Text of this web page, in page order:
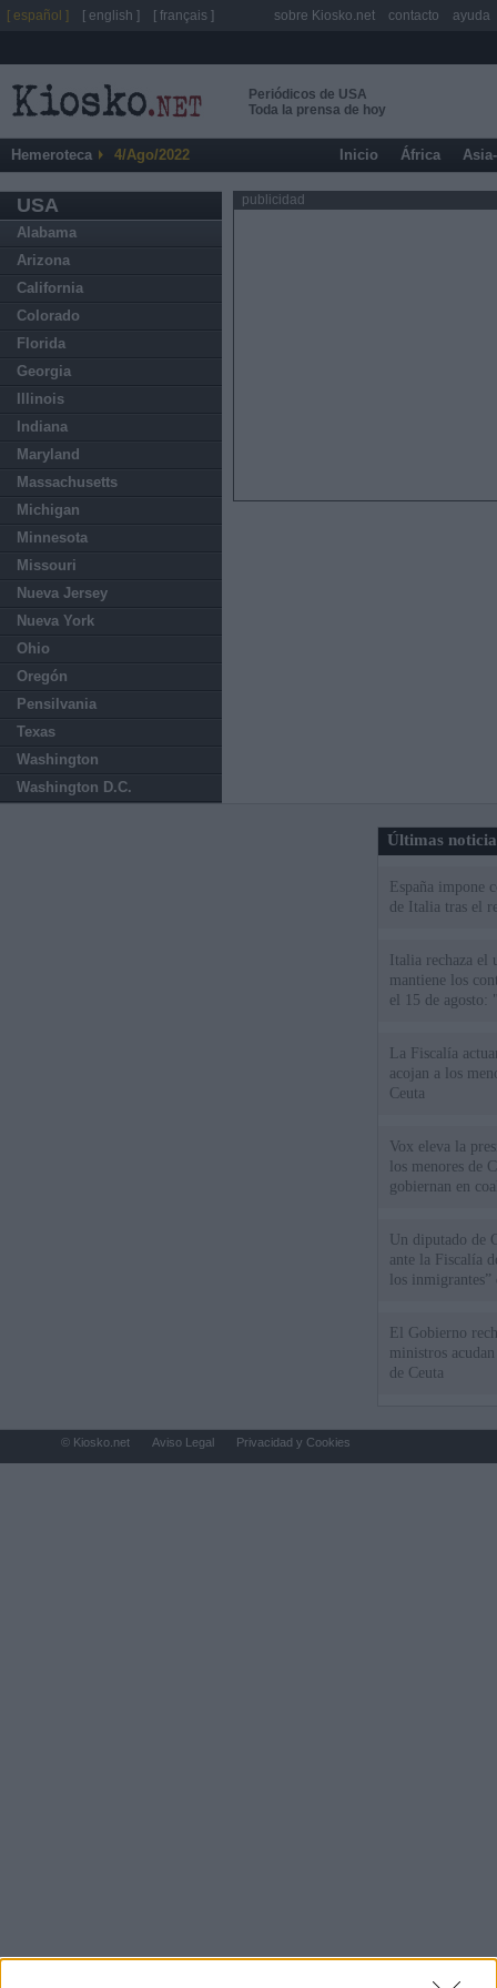
Periódicos de USA
Toda la prensa de hoy
Hemeroteca 4/Ago/2022 Inicio África
USA
Alabama
Arizona
California
Colorado
Florida
Georgia
Illinois
Indiana
Maryland
Massachusetts
Michigan
Minnesota
Missouri
Nueva Jersey
Nueva York
Ohio
Oregón
Pensilvania
Texas
Washington
Washington D.C.
publicidad
Últimas
España impone
de Italia tras el
Italia rechaza
mantiene los
el 15 de agosto:
La Fiscalía
acojan a los
Ceuta
Vox eleva la
los menores de
gobiernan en
Un diputado de
ante la Fiscalía
los inmigrantes”
El Gobierno
ministros
de Ceuta
[ español ] [ english ] [ français ] sobre Kiosko.net contacto ayuda
© Kiosko.net Aviso Legal Privacidad y Cookies